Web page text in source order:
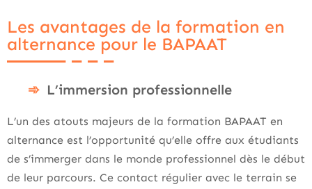
Les avantages de la formation en
alternance pour le BAPAAT
L’immersion professionnelle
L’un des atouts majeurs de la formation BAPAAT en
alternance est l’opportunité qu’elle offre aux étudiants
de s’immerger dans le monde professionnel dès le début
de leur parcours. Ce contact régulier avec le terrain se